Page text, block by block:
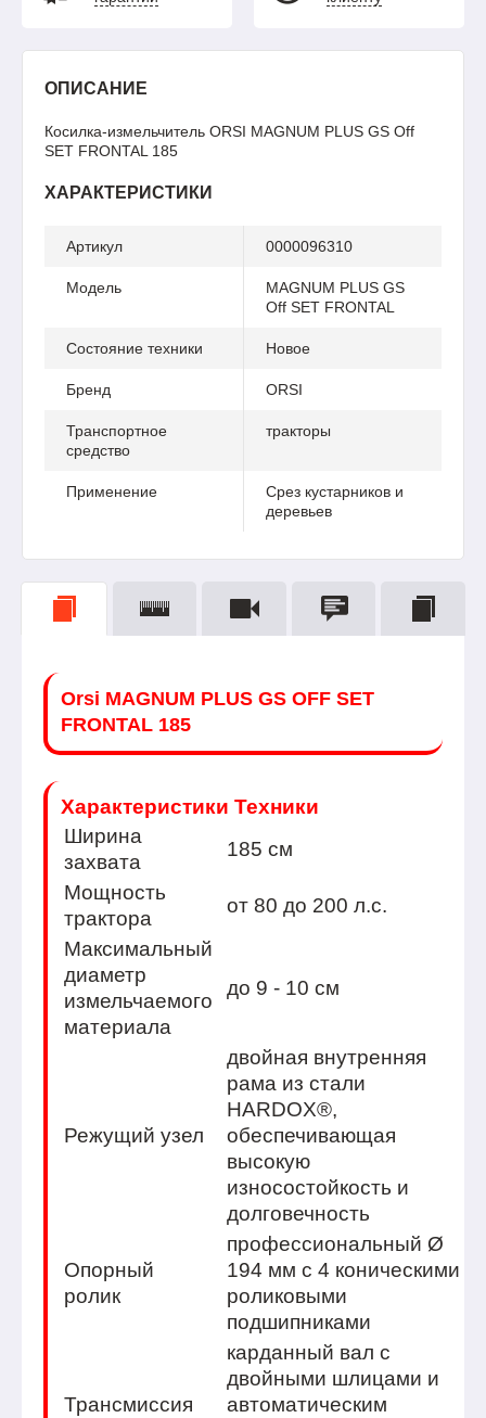
ОПИСАНИЕ
Косилка-измельчитель ORSI MAGNUM PLUS GS Off
SET FRONTAL 185
ХАРАКТЕРИСТИКИ
Артикул 0000096310
Модель
MAGNUM PLUS GS
Off SET FRONTAL
Состояние техники Новое
Бренд ORSI
Транспортное
средство
тракторы
Применение
Срез кустарников и
деревьев
Orsi MAGNUM PLUS GS OFF SET
FRONTAL 185
Характеристики Техники
Ширина
захвата
185 см
Мощность
трактора
от 80 до 200 л.с.
Максимальный
диаметр
измельчаемого
материала
до 9 - 10 см
Режущий узел
двойная внутренняя
рама из стали
HARDOX®,
обеспечивающая
высокую
износостойкость и
долговечность
Опорный
ролик
профессиональный Ø
194 мм с 4 коническими
роликовыми
подшипниками
Трансмиссия
карданный вал с
двойными шлицами и
автоматическим